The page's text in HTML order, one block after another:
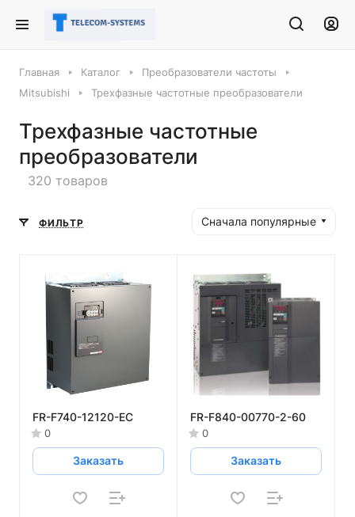
Главная Каталог
Преобразователи частоты
Mitsubishi
Трехфазные частотные преобразователи
Трехфазные частотные
преобразователи
320 товаров
ФИЛЬТР Сначала популярные
FR-F740-12120-EC
0
Заказать
FR-F840-00770-2-60
0
Заказать